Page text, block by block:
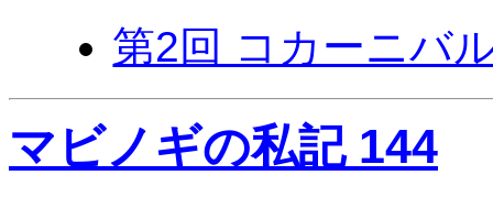
第2回 コカーニバ
マビノギの私記 144